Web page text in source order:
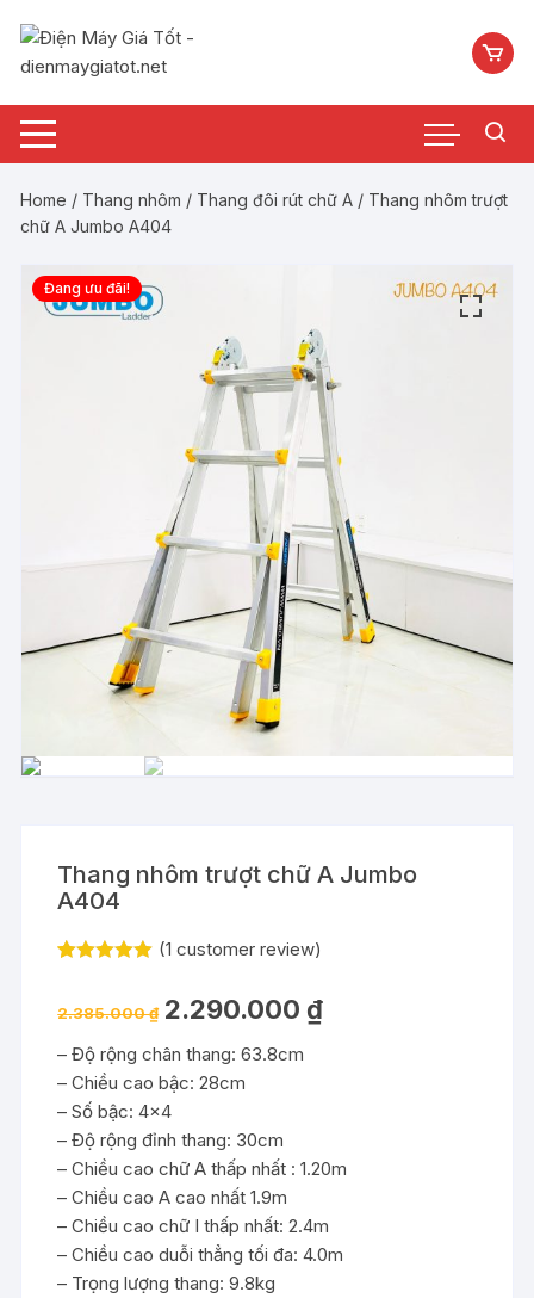
nội
Home / Thang nhôm / Thang đôi rút chữ A / Thang nhôm trượt
chữ A Jumbo A404
Đang ưu đãi!
Thang nhôm trượt chữ A Jumbo
A404
based on
rating
(1 customer review)
2.385.000₫ 2.290.000 ₫
– Độ rộng chân thang: 63.8cm
– Chiều cao bậc: 28cm
– Số bậc: 4×4
– Độ rộng đỉnh thang: 30cm
– Chiều cao chữ A thấp nhất : 1.20m
– Chiều cao A cao nhất 1.9m
– Chiều cao chữ I thấp nhất: 2.4m
– Chiều cao duỗi thẳng tối đa: 4.0m
– Trọng lượng thang: 9.8kg